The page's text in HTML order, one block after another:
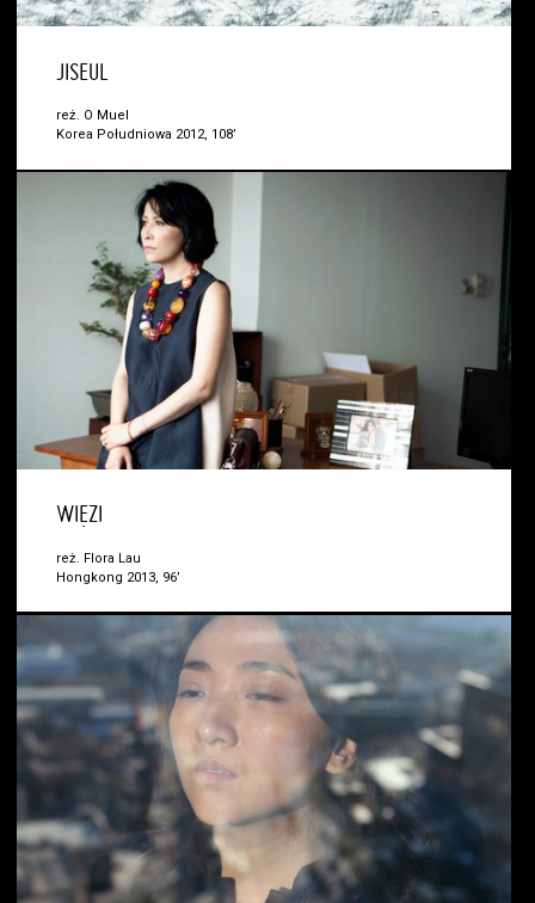
JISEUL
reż. O Muel
Korea Południowa 2012, 108’
WIĘZI
reż. Flora Lau
Hongkong 2013, 96’